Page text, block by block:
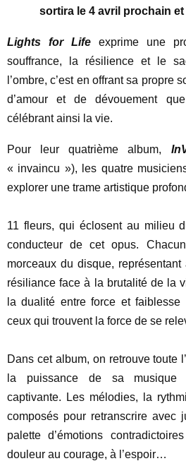
sortira le 4 avril prochain et
Lights for Life exprime une
souffrance, la résilience et le
l’ombre, c’est en offrant sa propre
d’amour et de dévouement
célébrant ainsi la vie.
Pour leur quatrième album,
« invaincu »), les quatre
explorer une trame artistique
11 fleurs, qui éclosent au milieu
conducteur de cet opus.
morceaux du disque,
résiliance face à la brutalité de la
la dualité entre force et
ceux qui trouvent la force de se
Dans cet album, on retrouve toute
la puissance de sa musique
captivante. Les mélodies, la
composés pour retranscrire avec
palette d’émotions
douleur au courage, à l’espoir…